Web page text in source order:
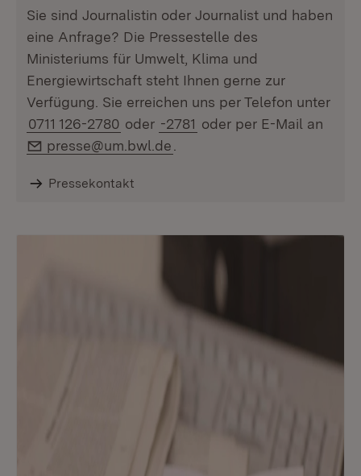
Sie sind Journalistin oder Journalist und haben
eine Anfrage? Die Pressestelle des
Ministeriums für Umwelt, Klima und
Energiewirtschaft steht Ihnen gerne zur
Verfügung. Sie erreichen uns per Telefon unter
0711 126-2780 oder -2781 oder per E-Mail an
E-Mail:
presse@um.bwl.de
Pressekontakt